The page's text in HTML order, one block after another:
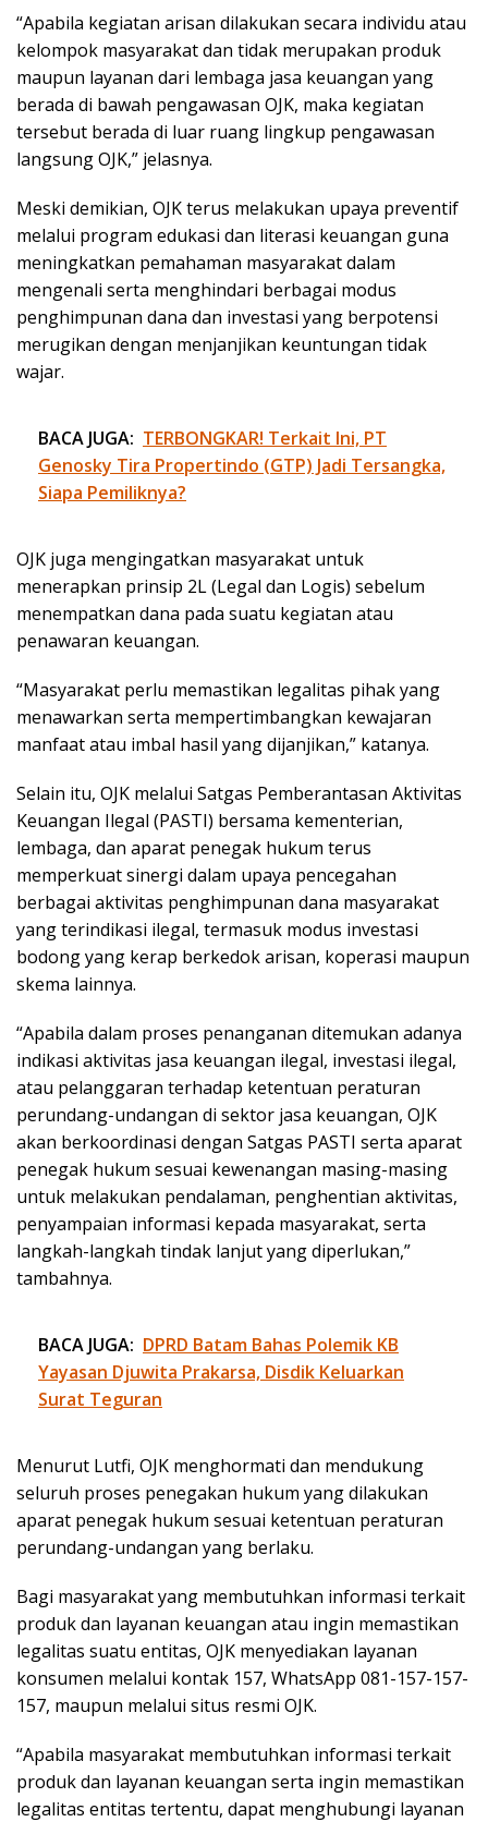
“Apabila kegiatan arisan dilakukan secara individu atau
kelompok masyarakat dan tidak merupakan produk
maupun layanan dari lembaga jasa keuangan yang
berada di bawah pengawasan OJK, maka kegiatan
tersebut berada di luar ruang lingkup pengawasan
langsung OJK,” jelasnya.
Meski demikian, OJK terus melakukan upaya preventif
melalui program edukasi dan literasi keuangan guna
meningkatkan pemahaman masyarakat dalam
mengenali serta menghindari berbagai modus
penghimpunan dana dan investasi yang berpotensi
merugikan dengan menjanjikan keuntungan tidak
wajar.
BACA JUGA: TERBONGKAR! Terkait Ini, PT
Genosky Tira Propertindo (GTP) Jadi Tersangka,
Siapa Pemiliknya?
OJK juga mengingatkan masyarakat untuk
menerapkan prinsip 2L (Legal dan Logis) sebelum
menempatkan dana pada suatu kegiatan atau
penawaran keuangan.
“Masyarakat perlu memastikan legalitas pihak yang
menawarkan serta mempertimbangkan kewajaran
manfaat atau imbal hasil yang dijanjikan,” katanya.
Selain itu, OJK melalui Satgas Pemberantasan Aktivitas
Keuangan Ilegal (PASTI) bersama kementerian,
lembaga, dan aparat penegak hukum terus
memperkuat sinergi dalam upaya pencegahan
berbagai aktivitas penghimpunan dana masyarakat
yang terindikasi ilegal, termasuk modus investasi
bodong yang kerap berkedok arisan, koperasi maupun
skema lainnya.
“Apabila dalam proses penanganan ditemukan adanya
indikasi aktivitas jasa keuangan ilegal, investasi ilegal,
atau pelanggaran terhadap ketentuan peraturan
perundang-undangan di sektor jasa keuangan, OJK
akan berkoordinasi dengan Satgas PASTI serta aparat
penegak hukum sesuai kewenangan masing-masing
untuk melakukan pendalaman, penghentian aktivitas,
penyampaian informasi kepada masyarakat, serta
langkah-langkah tindak lanjut yang diperlukan,”
tambahnya.
BACA JUGA: DPRD Batam Bahas Polemik KB
Yayasan Djuwita Prakarsa, Disdik Keluarkan
Surat Teguran
Menurut Lutfi, OJK menghormati dan mendukung
seluruh proses penegakan hukum yang dilakukan
aparat penegak hukum sesuai ketentuan peraturan
perundang-undangan yang berlaku.
Bagi masyarakat yang membutuhkan informasi terkait
produk dan layanan keuangan atau ingin memastikan
legalitas suatu entitas, OJK menyediakan layanan
konsumen melalui kontak 157, WhatsApp 081-157-157-
157, maupun melalui situs resmi OJK.
“Apabila masyarakat membutuhkan informasi terkait
produk dan layanan keuangan serta ingin memastikan
legalitas entitas tertentu, dapat menghubungi layanan